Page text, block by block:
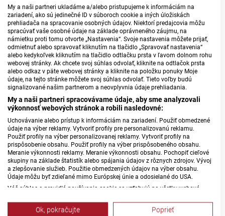
My a naši partneri ukladáme a/alebo pristupujeme k informáciám na
zariadení, ako sú jedinečné ID v súboroch cookie a iných úložiskách
prehliadača na spracovanie osobných údajov. Niektorí predajcovia môžu
spracúvať vaše osobné údaje na základe oprávneného záujmu, na
námietku proti tomu otvorte „Nastavenia“. Svoje nastavenia môžete prijať,
odmietnuť alebo spravovať kliknutím na tlačidlo „Spravovať nastavenia“
alebo kedykoľvek kliknutím na tlačidlo odtlačku prsta v ľavom dolnom rohu
webovej stránky. Ak chcete svoj súhlas odvolať, kliknite na odtlačok prsta
alebo odkaz v päte webovej stránky a kliknite na položku ponuky Moje
údaje, na tejto stránke môžete svoj súhlas odvolať. Tieto voľby budú
signalizované našim partnerom a neovplyvnia údaje prehliadania.
My a naši partneri spracovávame údaje, aby sme analyzovali
výkonnosť webových stránok a robili nasledovné:
Uchovávanie alebo prístup k informáciám na zariadení. Použiť obmedzené
údaje na výber reklamy. Vytvoriť profily pre personalizovanú reklamu.
Použiť profily na výber personalizovanej reklamy. Vytvoriť profily na
prispôsobenie obsahu. Použiť profily na výber prispôsobeného obsahu.
Meranie výkonnosti reklamy. Meranie výkonnosti obsahu. Pochopiť cieľové
skupiny na základe štatistík alebo spájania údajov z rôznych zdrojov. Vývoj
a zlepšovanie služieb. Použitie obmedzených údajov na výber obsahu.
Údaje môžu byť zdieľané mimo Európskej únie a odosielané do USA.
Váš súhlas a pravidlá používania cookie sa vzťahujú na všetky webové
Stred, Rádio Regina Západ, Rádio Patria, Rádio Devín, RTVS, Hudobné
pozdravy, Rádio Slovensko, RSI Francais, RSI English, RSI Slovensky, Rádio
Ok, pokračujte Poprieť
Czechoslovak Republic, whether with a hat, gloves, elegant
dress or vintage accessories.
The programme includes traditional crafts, games such as
chess and cornhole, creative workshops, artisan stalls and
local food producers.
Admission is free, and the event is fully accessible.
Vietnam Day Brings Food, Fashion and Music to Trnava
On 5 July, Trnava's Amphitheatre will host the fourth
Vietnam Day festival, celebrating Vietnamese culture and
the Vietnamese community in Slovakia. The programme
features concerts, workshops, discussions, sports activities
and a fashion show of the traditionalÁo dài.
Visitors can also enjoy Vietnamese cuisine prepared by
restaurants from across Slovakia.